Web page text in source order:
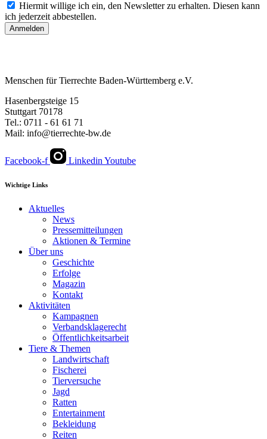
Hiermit willige ich ein, den Newsletter zu erhalten. Diesen kann
ich jederzeit abbestellen.
Anmelden
Menschen für Tierrechte Baden-Württemberg e.V.
Hasenbergsteige 15
Stuttgart 70178
Tel.: 0711 - 61 61 71
Mail: info@tierrechte-bw.de
Facebook-f Linkedin Youtube
Wichtige Links
Aktuelles
News
Pressemitteilungen
Aktionen & Termine
Über uns
Geschichte
Erfolge
Magazin
Kontakt
Aktivitäten
Kampagnen
Verbandsklagerecht
Öffentlichkeitsarbeit
Tiere & Themen
Landwirtschaft
Fischerei
Tierversuche
Jagd
Ratten
Entertainment
Bekleidung
Reiten